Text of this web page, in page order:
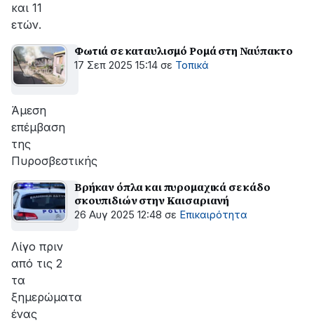
και 11
ετών.
Φωτιά σε καταυλισμό Ρομά στη Ναύπακτο
17 Σεπ 2025 15:14 σε Τοπικά
Άμεση
επέμβαση
της
Πυροσβεστικής
Βρήκαν όπλα και πυρομαχικά σε κάδο
σκουπιδιών στην Καισαριανή
26 Αυγ 2025 12:48 σε Επικαιρότητα
Λίγο πριν
από τις 2
τα
ξημερώματα
ένας